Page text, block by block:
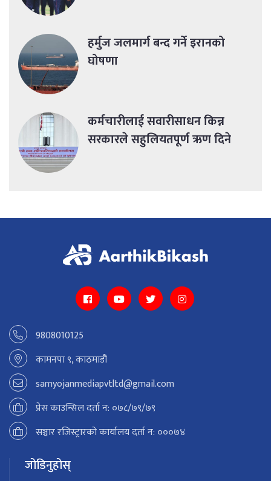
हर्मुज जलमार्ग बन्द गर्ने इरानको
घोषणा
कर्मचारीलाई सवारीसाधन किन्न
सरकारले सहुलियतपूर्ण ऋण दिने
9808010125
कामनपा ९, काठमाडौं
samyojanmediapvtltd@gmail.com
प्रेस काउन्सिल दर्ता न: ०७८/७९/७९
सञ्चार रजिस्ट्रारको कार्यालय दर्ता न: ०००७४
जोडिनुहोस्